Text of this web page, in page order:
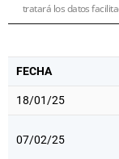
tratará los datos
FECHA
18/01/25
07/02/25